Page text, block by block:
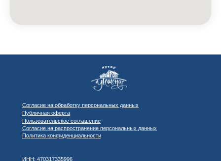
Согласие на обработку персональных данных
Пользовательское соглашение
Публичная оферта
Политика конфиденциальности
Согласие на распространение персональных данных
ИНН: 470317335996